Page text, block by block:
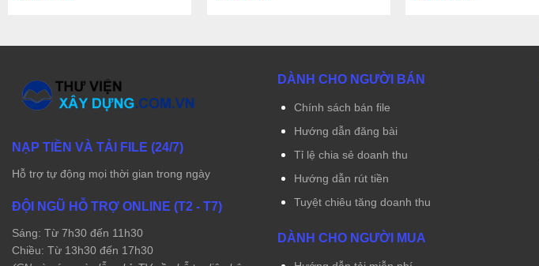
NẠP TIỀN VÀ TẢI FILE (24/7)
Hỗ trợ tự động mọi thời gian trong ngày
ĐỘI NGŨ HỖ TRỢ ONLINE (T2 - T7)
Sáng: Từ 7h30 đến 11h30
Chiều: Từ 13h30 đến 17h30
DÀNH CHO NGƯỜI BÁN
Chính sách bán file
Hướng dẫn đăng bài
Tỉ lệ chia sẻ doanh thu
Hướng dẫn rút tiền
Tuyệt chiêu tăng doanh thu
DÀNH CHO NGƯỜI MUA